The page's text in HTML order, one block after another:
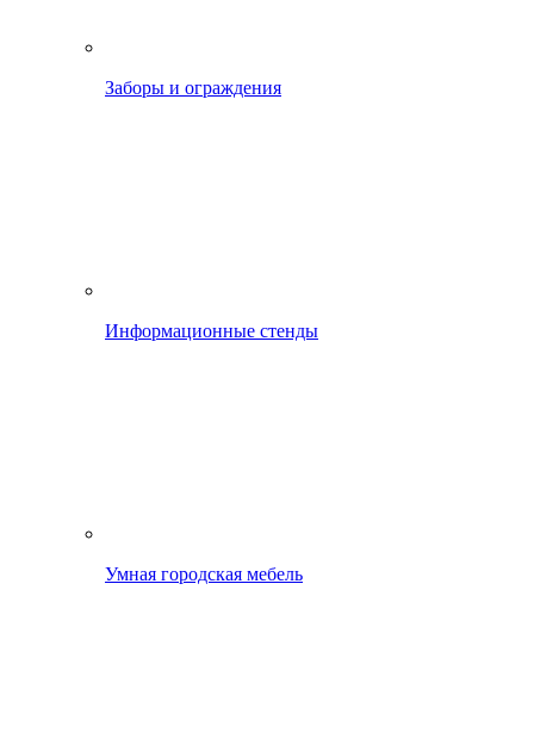
Заборы и ограждения
Информационные стенды
Умная городская мебель